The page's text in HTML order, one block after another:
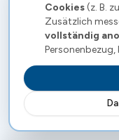
Cookies(z. B.
Zusätzlich
vollständig